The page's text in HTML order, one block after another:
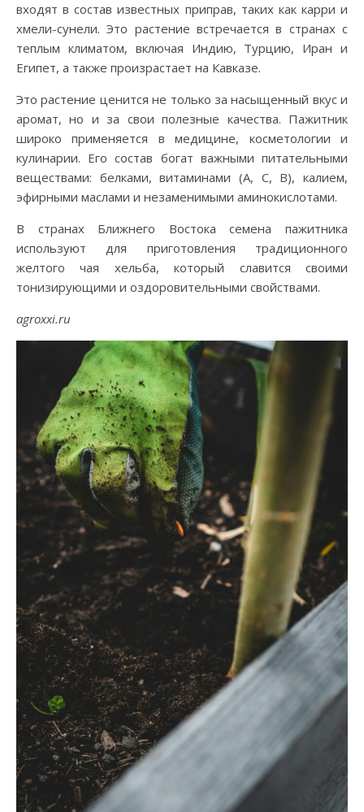
входят в состав известных приправ, таких как карри и
хмели-сунели. Это растение встречается в странах с
теплым климатом, включая Индию, Турцию, Иран и
Египет, а также произрастает на Кавказе.
Это растение ценится не только за насыщенный вкус и
аромат, но и за свои полезные качества. Пажитник
широко применяется в медицине, косметологии и
кулинарии. Его состав богат важными питательными
веществами: белками, витаминами (А, С, В), калием,
эфирными маслами и незаменимыми аминокислотами.
В странах Ближнего Востока семена пажитника
используют для приготовления традиционного
желтого чая хельба, который славится своими
тонизирующими и оздоровительными свойствами.
agroxxi.ru